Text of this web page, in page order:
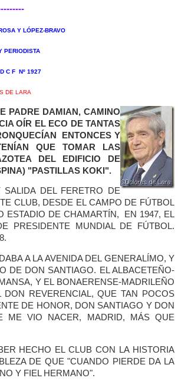
Y LÓPEZ-BRAVO
PERIODISTA
C F Nº 1927
DE LARA
PADRE DAMIAN, CAMINO
OÍR EL ECO DE TANTAS
ENTONCES Y
QUE TOMAR LAS
DEL EDIFICIO DE
"PASTILLAS KOKI".
DEL FERETRO DE
CLUB, DESDE EL CAMPO DE FÚTBOL
ESTADIO DE CHAMARTÍN, EN 1947, EL
PRESIDENTE MUNDIAL DE FÚTBOL.
A LA AVENIDA DEL GENERALÍMO, Y
DE DON SANTIAGO. EL ALBACETEÑO-
Y EL BONAERENSE-MADRILEÑO
REVERENCIAL, QUE TAN POCOS
DE HONOR, DON SANTIAGO Y DON
ME VIO NACER, MADRID, MÁS QUE
HECHO EL CLUB CON LA HISTORIA
DE QUE "CUANDO PIERDE DA LA
Y FIEL HERMANO".